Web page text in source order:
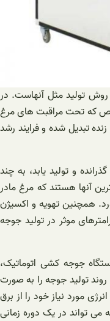
تولید مثل آنهاست. در
که تحت مراقبت های مرغ
تبدیل شده و فرایند رشد
و تولید یابد، به چند
آنها هستند که مرغ مادر
همچنین تهویه و اکسیژن
موثر در تولید جوجه
جوجه کشی اتوماتیک،
تولید جوجه را به صورت
مورد نیاز خود را از برق
تواند در یک دوره زمانی